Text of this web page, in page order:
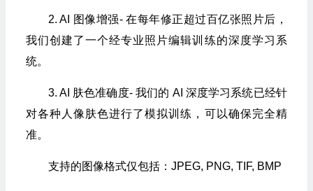
2. AI 图像增强- 在每年修正超过百亿张照片后，
我们创建了一个经专业照片编辑训练的深度学习系
统。
3. AI 肤色准确度- 我们的 AI 深度学习系统已经针
对各种人像肤色进行了模拟训练，可以确保完全精
准。
支持的图像格式仅包括：JPEG, PNG, TIF, BMP